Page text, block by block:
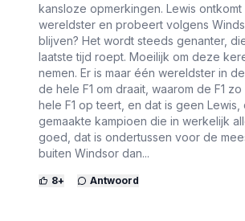
kansloze opmerkingen. Lewis ontkomt
wereldster en probeert volgens
blijven? Het wordt steeds genanter,
laatste tijd roept. Moeilijk om deze
nemen. Er is maar één wereldster in
de hele F1 om draait, waarom de F1
hele F1 op teert, en dat is geen Lewis,
gemaakte kampioen die in werkelijk
goed, dat is ondertussen voor de
buiten Windsor dan...
8+ Antwoord